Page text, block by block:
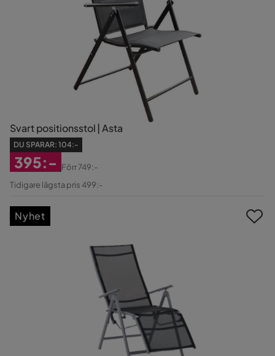
Svart positionsstol | Asta
DU SPARAR: 104:-
Rabatterat
395:-
Original
Förr749:-
Tidigare lägsta pris 499:-
Nyhet